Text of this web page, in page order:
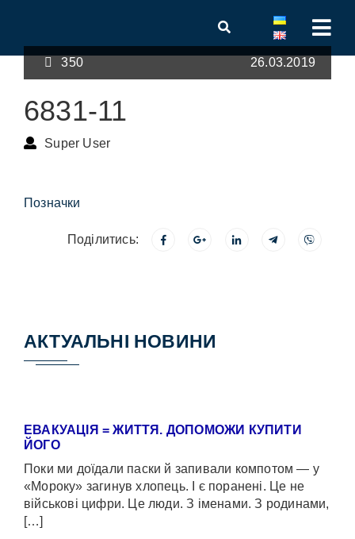
350 26.03.2019
6831-11
Super User
Позначки
Поділитись:
АКТУАЛЬНІ НОВИНИ
ЕВАКУАЦІЯ = ЖИТТЯ. ДОПОМОЖИ КУПИТИ
ЙОГО
Поки ми доїдали паски й запивали компотом — у
«Мороку» загинув хлопець. І є поранені. Це не
військові цифри. Це люди. З іменами. З родинами,
[…]